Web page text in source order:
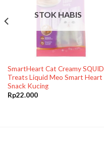
STOK HABIS
SmartHeart Cat Creamy SQUID
Treats Liquid Meo Smart Heart
Snack Kucing
Rp22.000